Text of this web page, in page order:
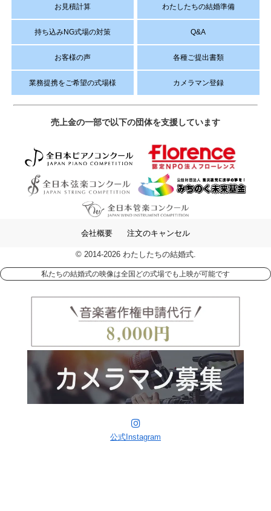
お見積計算 わたしたちの結婚準備
持ち込みNG式場の対策 Q&A
お客様の声 各種ご提出書類
業務提携をご希望の式場様 カメラマン登録
売上金の一部で以下の団体を支援しています
会社概要 注文のキャンセル
© 2014-2026 わたしたちの結婚式.
私たちの結婚式の映像は全国どの式場でも上映が可能です
公式Instagram